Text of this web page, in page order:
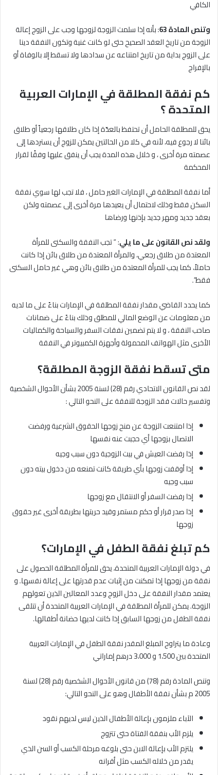
الكافي
وتنص المادة 63
: بأنه إذا سلمت الزوجة لزوجها وجب على الزوج إعالة
الزوجة من تاريخ العقد الصحيح حتى لو كانت غنية وتكون النفقة دينا
على الزوج بداية من تاريخ امتناعه عن سدادها ولا تسقط إلا بالوفاة أو
بالإفراج
كم نفقة المطلقة في الإمارات العربية
المتحدة ؟
يحق للمطلقة الحامل أن تحتفظ بالعدّة إذا كان طلاقها رجعياً أو طلاق
بائنا لا رجوع فيه، لأنه في كلا من الحالتين يمكن للزوج أن يستردها إلى
عصمته مرة أخرى ، و خلال هذه المدة يجب أن ينفق عليها وفقًا لقرار
المحكمة
أما نفقة المطلقة في الإمارات الغير حامل ، فلا تجب لها سوي نفقة
السكن فقط وذلك لاحتمال أن يعيدها مرة أخرى إلى عصمته ولكن
بعقد جديد ومهر جديد بإذنها ورضاها
ولقد نص القانون على ما يلي: ” تجب النفقة والسكنى للمرأة
المعتدة من طلاق رجعي، والمرأة المعتدة من طلاق بائن إذا كانت
حاملاً، كما يجب للمرأة المعتدة من طلاق بائن وهي غير حامل السكنى
فقط”.
كما يحدد القاضي مقدار نفقة المطلقة في الإمارات بناءً على ما لديه
من معلومات عن الوضع المالي للمطلق وذلك بناءً على ضمانات
صاحب النفقة ، و لا يتم تضمين نفقات السفر والسياحة والكماليات
الأخرى مثل الهواتف المحمولة وأجهزة الكمبيوتر في النفقة
متى تسقط نفقة الزوجة المطلقة؟
لقد نص القانون الاتحادي رقم (28) لسنة 2005 بشأن الأحوال الشخصية
وتفسير حالات فقد الزوجة للنفقة على النحو التالي :
إذا امتنعت الزوجة عن منح زوجها الحقوق الشرعية ورفضت
الاتصال بزوجها أي حجبت عنه نفسها
إذا رفضت العيش في بيت الزوجية دون سبب وجيه
إذا أوقفت زوجها بأي طريقة كانت تمنعه ​​من دخول بيته دون
سبب وجيه
إذا رفضت السفر أو الانتقال مع زوجها
إذا صدر قرار أو حكم مستمر وقيد حريتها بطريقة أخرى غير حقوق
زوجها
كم تبلغ نفقة الطفل في الإمارات؟
في دولة الإمارات العربية المتحدة، يحق للمرأة المطلقة الحصول على
نفقة من زوجها إذا تمكنت من إثبات عدم قدرتها على إعالة نفسها. و
يعتمد مقدار النفقة على دخل الزوج وعدد المعالين الذين تعولهم
الزوجة. يمكن للمرأة المطلقة في الإمارات العربية المتحدة أن تتلقى
نفقة الطفل من زوجها السابق إذا كانت لديها حضانة أطفالها.
وعادة ما يتراوح المبلغ المقدر نفقة الطفل في الإمارات العربية
المتحدة بين 1،500 و 3،000 درهم إماراتي
وتنص المادة رقم (78) من قانون الأحوال الشخصية رقم (28) لسنة
2005 م بشأن نفقة الأطفال وهو على النحو التالي:
الآباء ملزمون بإعالة الأطفال الذين ليس لديهم نقود
يلزم الأب بنفقة الفتاة حتى تتزوج
يلتزم الأب بإعالة الابن حتى بلوغه مرحلة الكسب أو السن الذي
يقدر من خلاله الكسب مثل أقرانه